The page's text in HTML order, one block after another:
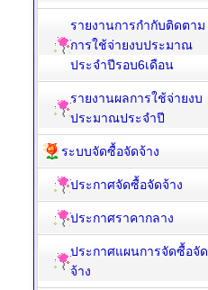
รายงานการกำกับติดตาม
การใช้จ่ายงบประมาณ
ประจำปีรอบ6เดือน
รายงานผลการใช้จ่ายงบ
ประมาณประจำปี
ระบบจัดซื้อจัดจ้าง
ประกาศจัดซื้อจัดจ้าง
ประกาศราคากลาง
ประกาศแผนการจัดซื้อจัด
จ้าง